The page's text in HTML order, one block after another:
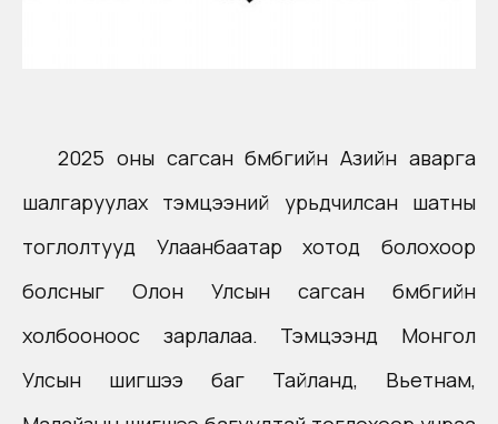
2025 оны сагсан бөмбөгийн Азийн аварга
шалгаруулах тэмцээний урьдчилсан шатны
тоглолтууд Улаанбаатар хотод болохоор
болсныг Олон Улсын сагсан бөмбөгийн
холбооноос зарлалаа. Тэмцээнд Монгол
Улсын шигшээ баг Тайланд, Вьетнам,